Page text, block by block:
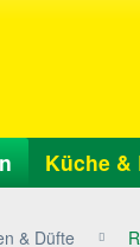
Küche &
& Düfte